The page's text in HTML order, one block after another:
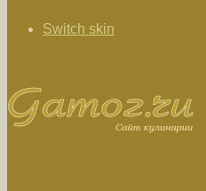
Switch skin